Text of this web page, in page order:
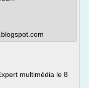
multimédia le 8